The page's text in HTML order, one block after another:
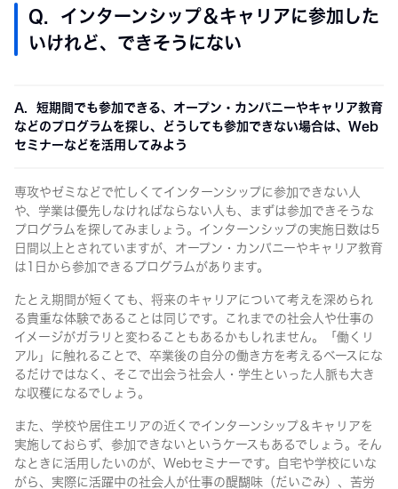
Q. インターンシップ＆キャリアに参加した
いけれど、できそうにない
A. 短期間でも参加できる、オープン・カンパニーやキャリア教育
などのプログラムを探し、どうしても参加できない場合は、Web
セミナーなどを活用してみよう
専攻やゼミなどで忙しくてインターンシップに参加できない人
や、学業は優先しなければならない人も、まずは参加できそうな
プログラムを探してみましょう。インターンシップの実施日数は5
日間以上とされていますが、オープン・カンパニーやキャリア教育
は1日から参加できるプログラムがあります。
たとえ期間が短くても、将来のキャリアについて考えを深められ
る貴重な体験であることは同じです。これまでの社会人や仕事の
イメージがガラリと変わることもあるかもしれません。「働くリ
アル」に触れることで、卒業後の自分の働き方を考えるベースにな
るだけではなく、そこで出会う社会人・学生といった人脈も大き
な収穫になるでしょう。
また、学校や居住エリアの近くでインターンシップ＆キャリアを
実施しておらず、参加できないというケースもあるでしょう。そん
なときに活用したいのが、Webセミナーです。自宅や学校にいな
がら、実際に活躍中の社会人が仕事の醍醐味（だいごみ）、苦労